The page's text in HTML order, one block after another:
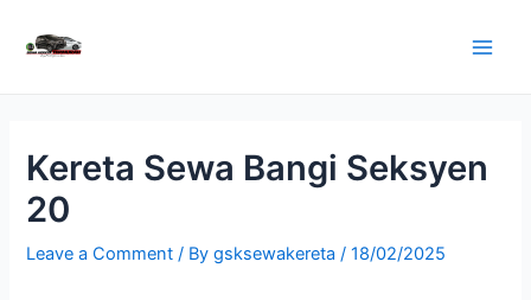
Kereta Sewa Bangi Seksyen
20
Leave a Comment / Bygsksewakereta /18/02/2025